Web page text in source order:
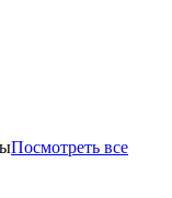
Посмотреть все